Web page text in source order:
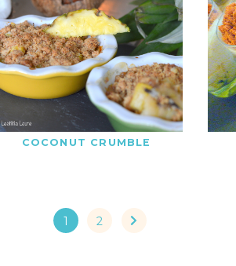
COCONUT CRUMBLE
1 2